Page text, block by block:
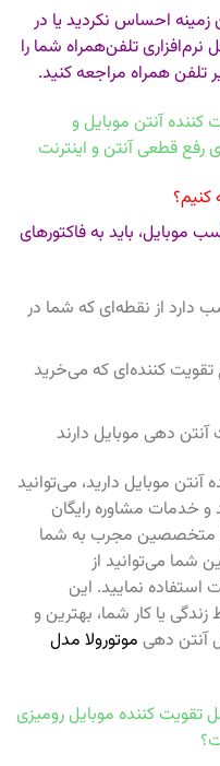
زمینه احساس نکردید یا در
تلفن‌همراه شما را
تلفن همراه مراجعه کنید.
کننده آنتن موبایل و
رفع قطعی آنتن و اینترنت
کنیم؟
موبایل، باید به فاکتورهای
دارد از نقطه‌ای که شما در
کننده‌ای که می‌خرید
آنتن دهی موبایل دارند
موبایل دارید، می‌توانید
و خدمات مشاوره رایگان
با متخصصین مجرب به شما
شما می‌توانید از
نمایید. این
یا کار شما، بهترین و
آنتن دهی موتورولا مدل
تقویت کننده موبایل رومیزی